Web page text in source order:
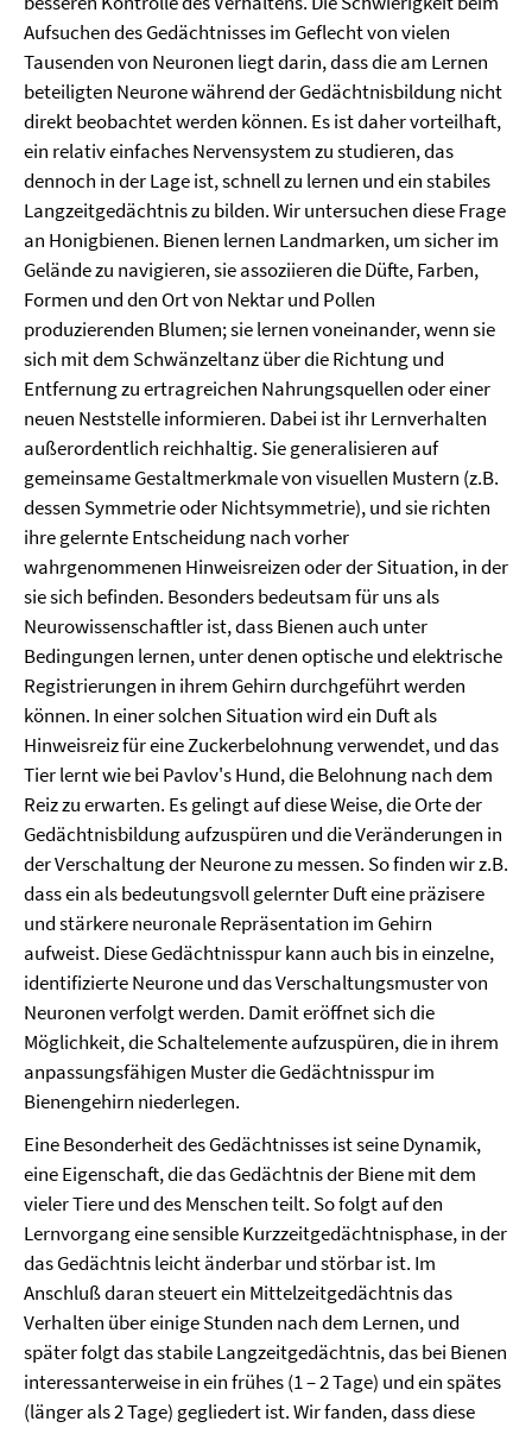
Aufsuchen des Gedächtnisses im Geflecht von vielen
Tausenden von Neuronen liegt darin, dass die am Lernen
beteiligten Neurone während der Gedächtnisbildung nicht
direkt beobachtet werden können. Es ist daher vorteilhaft,
ein relativ einfaches Nervensystem zu studieren, das
dennoch in der Lage ist, schnell zu lernen und ein stabiles
Langzeitgedächtnis zu bilden. Wir untersuchen diese Frage
an Honigbienen. Bienen lernen Landmarken, um sicher im
Gelände zu navigieren, sie assoziieren die Düfte, Farben,
Formen und den Ort von Nektar und Pollen
produzierenden Blumen; sie lernen voneinander, wenn sie
sich mit dem Schwänzeltanz über die Richtung und
Entfernung zu ertragreichen Nahrungsquellen oder einer
neuen Neststelle informieren. Dabei ist ihr Lernverhalten
außerordentlich reichhaltig. Sie generalisieren auf
gemeinsame Gestaltmerkmale von visuellen Mustern (z.B.
dessen Symmetrie oder Nichtsymmetrie), und sie richten
ihre gelernte Entscheidung nach vorher
wahrgenommenen Hinweisreizen oder der Situation, in der
sie sich befinden. Besonders bedeutsam für uns als
Neurowissenschaftler ist, dass Bienen auch unter
Bedingungen lernen, unter denen optische und elektrische
Registrierungen in ihrem Gehirn durchgeführt werden
können. In einer solchen Situation wird ein Duft als
Hinweisreiz für eine Zuckerbelohnung verwendet, und das
Tier lernt wie bei Pavlov's Hund, die Belohnung nach dem
Reiz zu erwarten. Es gelingt auf diese Weise, die Orte der
Gedächtnisbildung aufzuspüren und die Veränderungen in
der Verschaltung der Neurone zu messen. So finden wir z.B.
dass ein als bedeutungsvoll gelernter Duft eine präzisere
und stärkere neuronale Repräsentation im Gehirn
aufweist. Diese Gedächtnisspur kann auch bis in einzelne,
identifizierte Neurone und das Verschaltungsmuster von
Neuronen verfolgt werden. Damit eröffnet sich die
Möglichkeit, die Schaltelemente aufzuspüren, die in ihrem
anpassungsfähigen Muster die Gedächtnisspur im
Bienengehirn niederlegen.
Eine Besonderheit des Gedächtnisses ist seine Dynamik,
eine Eigenschaft, die das Gedächtnis der Biene mit dem
vieler Tiere und des Menschen teilt. So folgt auf den
Lernvorgang eine sensible Kurzzeitgedächtnisphase, in der
das Gedächtnis leicht änderbar und störbar ist. Im
Anschluß daran steuert ein Mittelzeitgedächtnis das
Verhalten über einige Stunden nach dem Lernen, und
später folgt das stabile Langzeitgedächtnis, das bei Bienen
interessanterweise in ein frühes (1 – 2 Tage) und ein spätes
(länger als 2 Tage) gegliedert ist. Wir fanden, dass diese